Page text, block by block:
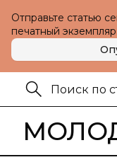
Отправьте статью
печатный